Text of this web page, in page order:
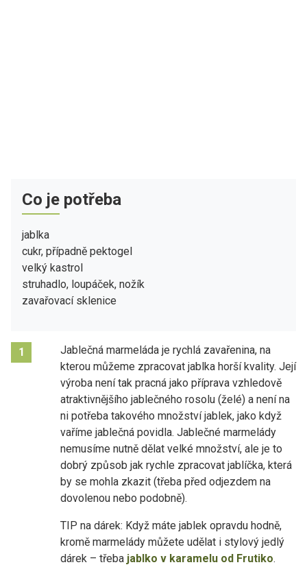
Co je potřeba
jablka
cukr, případně pektogel
velký kastrol
struhadlo, loupáček, nožík
zavařovací sklenice
1
Jablečná marmeláda je rychlá zavařenina, na
kterou můžeme zpracovat jablka horší kvality. Její
výroba není tak pracná jako příprava vzhledově
atraktivnějšího jablečného rosolu (želé) a není na
ni potřeba takového množství jablek, jako když
vaříme jablečná povidla. Jablečné marmelády
nemusíme nutně dělat velké množství, ale je to
dobrý způsob jak rychle zpracovat jablíčka, která
by se mohla zkazit (třeba před odjezdem na
dovolenou nebo podobně).
TIP na dárek: Když máte jablek opravdu hodně,
kromě marmelády můžete udělat i stylový jedlý
dárek – třeba jablko v karamelu od Frutiko.